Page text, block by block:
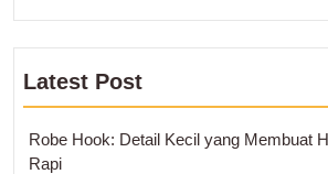
Latest Post
Robe Hook: Detail Kecil yang Membuat
Rapi